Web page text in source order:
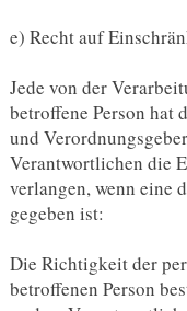
e) Recht auf
Jede von der
betroffene Person hat
und
Verantwortlichen die
verlangen, wenn eine
gegeben ist:
Die Richtigkeit der
betroffenen Person